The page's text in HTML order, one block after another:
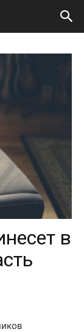
в